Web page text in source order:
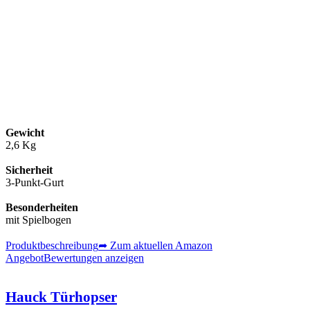
Gewicht
2,6 Kg
Sicherheit
3-Punkt-Gurt
Besonderheiten
mit Spielbogen
Produktbeschreibung➦ Zum aktuellen Amazon
AngebotBewertungen anzeigen
Hauck Türhopser